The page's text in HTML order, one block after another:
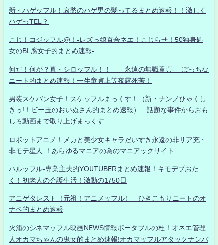
新・ハゲッフル！哀愁のハゲ男の髪ってるまとめ速報！！激しく
ハゲっTEL？
こじ！コジッフル@！-レズっ娘百合ネエ！こじらせ！50独身処
女のBL腐女子的まとめ速報-
何だ！何が？真・シロッフル！！ 永遠の無職童貞- ぼっちな
ニート的まとめ速報！一生童貞上等夜露死苦！
男装スケバン女子！スケッフルまっくす！（新・ナンノひゃくし
きっ!！ビー玉のおいぬさん的まとめ速報） 話題な事件からおも
しろ動画まで取り上げまっくす
ロボットアニメ！メカと美少女キャラだいすき永遠の非リア充・
非モテ星人 ！あらゆるマニアの為のマニアックサイト
ハルッフル-専業主夫的YOUTUBERまとめ速報！キモデブおた
く！初老人の介護生活！激動の1750日
アニゲタレスト（元祖！アニメッフル） ひきこもりニートのオ
ナベ的まとめ速報
火浦のシネマッフル映画NEWS情報ポータブルの杜！オネエ管理
人オカマちゃんの鬼女的まとめ速報!オカマッフルアタックナンバ